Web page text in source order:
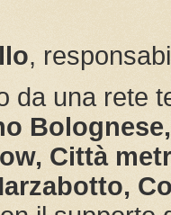
,
da una rete
Città